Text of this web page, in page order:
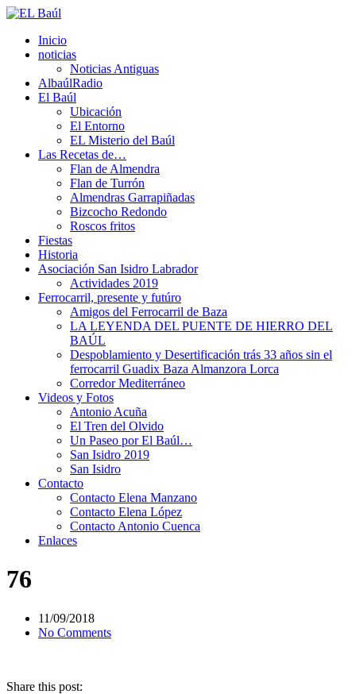
Inicio
noticias
Noticias Antiguas
AlbaúlRadio
El Baúl
Ubicación
El Entorno
EL Misterio del Baúl
Las Recetas de…
Flan de Almendra
Flan de Turrón
Almendras Garrapiñadas
Bizcocho Redondo
Roscos fritos
Fiestas
Historia
Asociación San Isidro Labrador
Actividades 2019
Ferrocarril, presente y futúro
Amigos del Ferrocarril de Baza
LA LEYENDA DEL PUENTE DE HIERRO DEL
BAÚL
Despoblamiento y Desertificación trás 33 años sin el
ferrocarril Guadix Baza Almanzora Lorca
Corredor Mediterráneo
Videos y Fotos
Antonio Acuña
El Tren del Olvido
Un Paseo por El Baúl…
San Isidro 2019
San Isidro
Contacto
Contacto Elena Manzano
Contacto Elena López
Contacto Antonio Cuenca
Enlaces
76
11/09/2018
No Comments
Share this post: